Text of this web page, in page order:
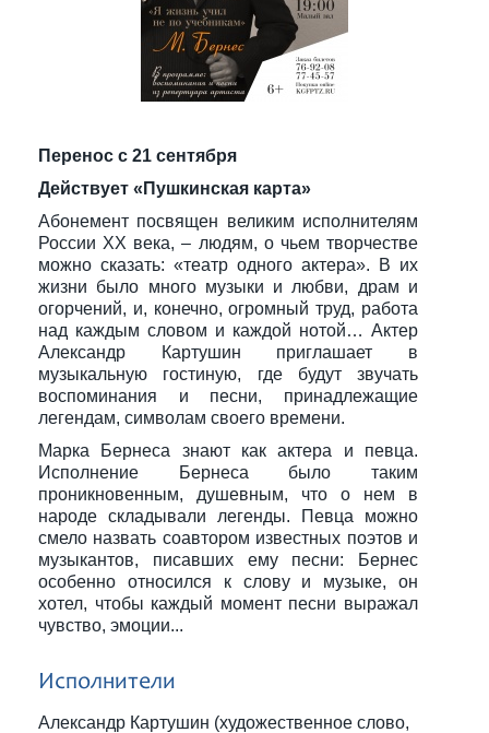
Перенос с 21 сентября
Действует «Пушкинская карта»
Абонемент посвящен великим исполнителям
России ХХ века, – людям, о чьем творчестве
можно сказать: «театр одного актера». В их
жизни было много музыки и любви, драм и
огорчений, и, конечно, огромный труд, работа
над каждым словом и каждой нотой… Актер
Александр Картушин приглашает в
музыкальную гостиную, где будут звучать
воспоминания и песни, принадлежащие
легендам, символам своего времени.
Марка Бернеса знают как актера и певца.
Исполнение Бернеса было таким
проникновенным, душевным, что о нем в
народе складывали легенды. Певца можно
смело назвать соавтором известных поэтов и
музыкантов, писавших ему песни: Бернес
особенно относился к слову и музыке, он
хотел, чтобы каждый момент песни выражал
чувство, эмоции...
Исполнители
Александр Картушин (художественное слово,